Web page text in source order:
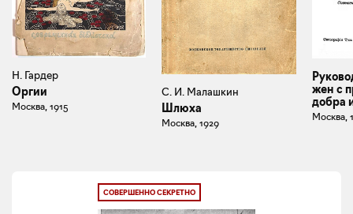
Н. Гардер
Оргии
Москва, 1915
С. И. Малашкин
Шлюха
Москва, 1929
жен с
добра
Москва,
СОВЕРШЕННО СЕКРЕТНО